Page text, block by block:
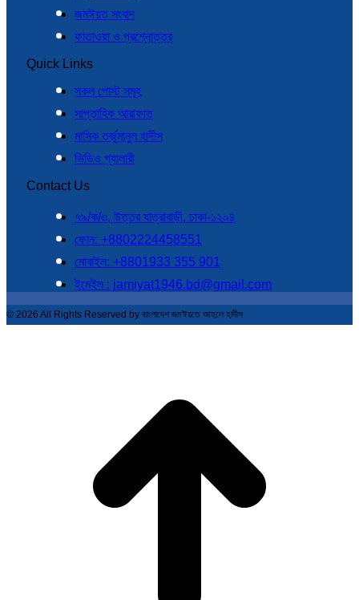
জমঈয়ত সংবাদ
ফাতাওয়া ও প্রশ্নোত্তর
Quick Links
সকল পোস্ট সমূহ
সাপ্তাহিক আরাফাত
মাসিক তর্জুমানুল হাদীস
ভিডিও গ্যালারী
Contact Us
৭৯/ক/৩, উত্তর যাত্রাবাড়ী, ঢাকা-১২০৪
ফোন: +8802224458551
মোবাইল: +8801933 355 901
ইমেইল : jamiyat1946.bd@gmail.com
© 2026 All Rights Reserved by বাংলাদেশ জমঈয়তে আহলে হাদীস